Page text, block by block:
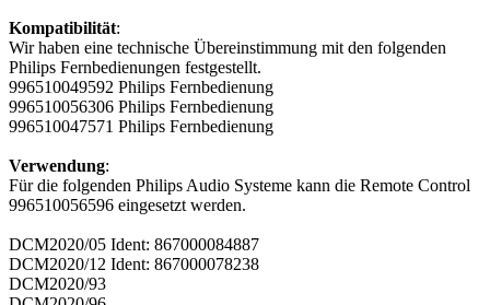
Kompatibilität:
Wir haben eine technische Übereinstimmung mit den folgenden
Philips Fernbedienungen festgestellt.
996510049592 Philips Fernbedienung
996510056306 Philips Fernbedienung
996510047571 Philips Fernbedienung
Verwendung:
Für die folgenden Philips Audio Systeme kann die Remote Control
996510056596 eingesetzt werden.
DCM2020/05 Ident: 867000084887
DCM2020/12 Ident: 867000078238
DCM2020/93